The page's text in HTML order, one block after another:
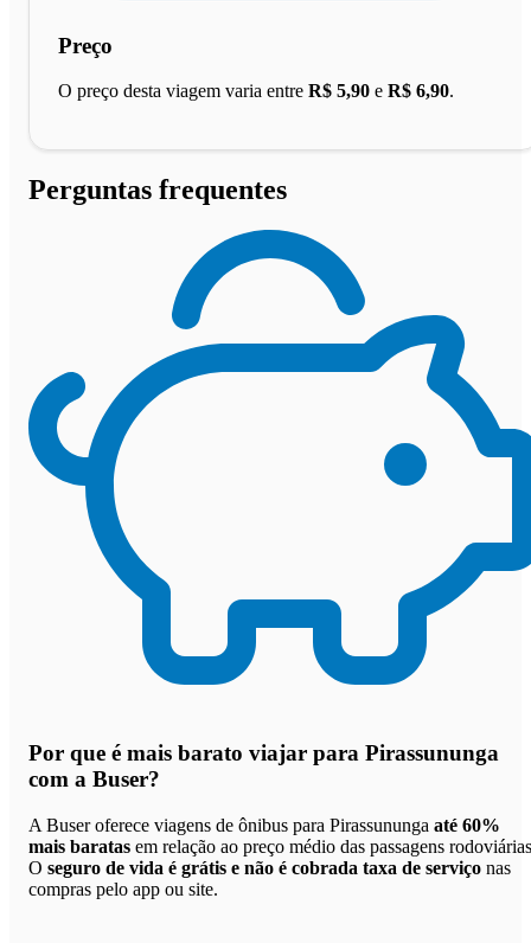
Preço
O preço desta viagem varia entre R$ 5,90 e R$ 6,90.
Perguntas frequentes
Por que é mais barato viajar para Pirassununga
com a Buser?
A Buser oferece viagens de ônibus para Pirassununga até 60%
mais baratas em relação ao preço médio das passagens
O seguro de vida é grátis e não é cobrada taxa de serviço nas
compras pelo app ou site.